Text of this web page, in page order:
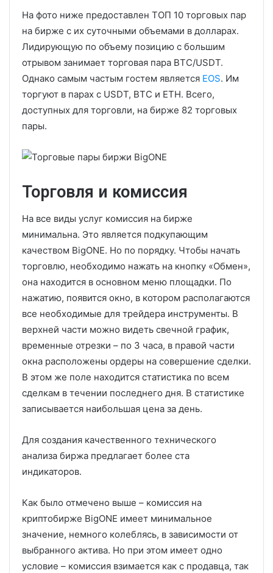
На фото ниже предоставлен ТОП 10 торговых пар
на бирже с их суточными объемами в долларах.
Лидирующую по объему позицию с большим
отрывом занимает торговая пара BTC/USDT.
Однако самым частым гостем является EOS. Им
торгуют в парах с USDT, BTC и ETH. Всего,
доступных для торговли, на бирже 82 торговых
пары.
Торговля и комиссия
На все виды услуг комиссия на бирже
минимальна. Это является подкупающим
качеством BigONE. Но по порядку. Чтобы начать
торговлю, необходимо нажать на кнопку «Обмен»,
она находится в основном меню площадки. По
нажатию, появится окно, в котором располагаются
все необходимые для трейдера инструменты. В
верхней части можно видеть свечной график,
временные отрезки – по 3 часа, в правой части
окна расположены ордеры на совершение сделки.
В этом же поле находится статистика по всем
сделкам в течении последнего дня. В статистике
записывается наибольшая цена за день.
Для создания качественного технического
анализа биржа предлагает более ста
индикаторов.
Как было отмечено выше – комиссия на
криптобирже BigONE имеет минимальное
значение, немного колеблясь, в зависимости от
выбранного актива. Но при этом имеет одно
условие – комиссия взимается как с продавца, так